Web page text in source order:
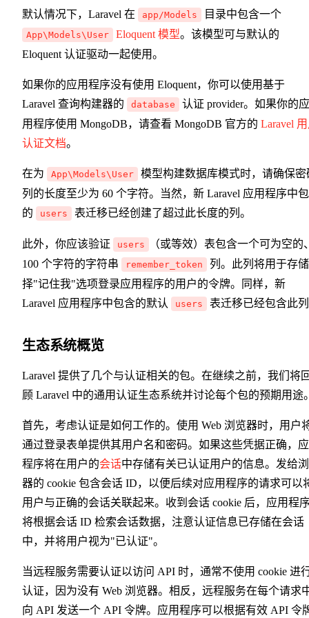
默认情况下，Laravel 在 app/Models 目录中包含一个
App\Models\User Eloquent 模型。该模型可与默认的
Eloquent 认证驱动一起使用。
如果你的应用程序没有使用 Eloquent，你可以使用基于
Laravel 查询构建器的
database
认证 provider。如果你的应
用程序使用 MongoDB，请查看 MongoDB 官方的 Laravel
认证文档。
在为 App\Models\User
模型构建数据库模式时，请确保密
列的长度至少为 60 个字符。当然，新 Laravel 应用程序中
的
users 表迁移已经创建了超过此长度的列。
此外，你应该验证 users
（或等效）表包含一个可为空的
100 个字符的字符串
remember_token
列。此列将用于存
择"记住我"选项登录应用程序的用户的令牌。同样，新
Laravel 应用程序中包含的默认
users 表迁移已经包含此
生态系统概览
Laravel 提供了几个与认证相关的包。在继续之前，我们将
顾 Laravel 中的通用认证生态系统并讨论每个包的预期用途
首先，考虑认证是如何工作的。使用 Web 浏览器时，用户
通过登录表单提供其用户名和密码。如果这些凭据正确，
程序将在用户的会话中存储有关已认证用户的信息。发给
器的 cookie 包含会话 ID，以便后续对应用程序的请求可以
用户与正确的会话关联起来。收到会话 cookie 后，应用程
将根据会话 ID 检索会话数据，注意认证信息已存储在会话
中，并将用户视为"已认证"。
当远程服务需要认证以访问 API 时，通常不使用 cookie 进
认证，因为没有 Web 浏览器。相反，远程服务在每个请求
向 API 发送一个 API 令牌。应用程序可以根据有效 API 令